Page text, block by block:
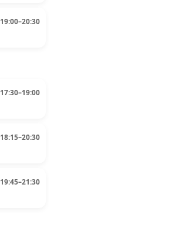
19:00–20:30
17:30–19:00
18:15–20:30
19:45–21:30